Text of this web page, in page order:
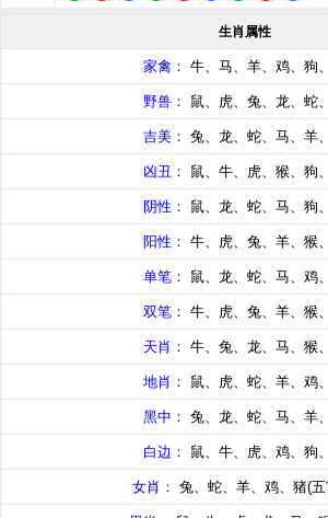
生肖属性
家禽： 牛、马、羊、鸡、狗
野兽： 鼠、虎、兔、龙、蛇
吉美： 兔、龙、蛇、马、羊
凶丑： 鼠、牛、虎、猴、狗
阴性： 鼠、龙、蛇、马、狗
阳性： 牛、虎、兔、羊、猴
单笔： 鼠、龙、蛇、马、鸡
双笔： 牛、虎、兔、羊、猴
天肖： 牛、兔、龙、马、猴
地肖： 鼠、虎、蛇、羊、鸡
黑中： 兔、龙、蛇、马、羊
白边： 鼠、牛、虎、鸡、狗
女肖： 兔、蛇、羊、鸡、猪(